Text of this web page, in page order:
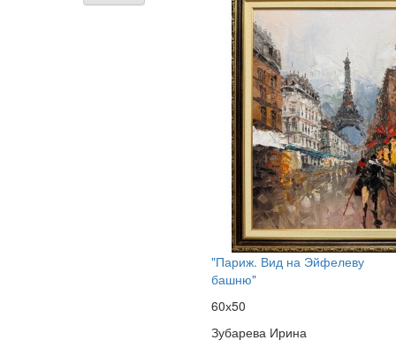
"Париж. Вид на Эйфелеву
башню"
60х50
Зубарева Ирина